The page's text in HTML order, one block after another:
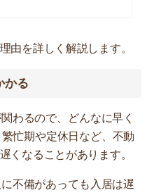
由を詳しく解説します。
かる
わるので、どんなに早く
忙期や定休日など、不動
くなることがあります。
不備があっても入居は遅